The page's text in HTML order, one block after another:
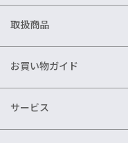
取扱商品
お買い物ガイド
サービス